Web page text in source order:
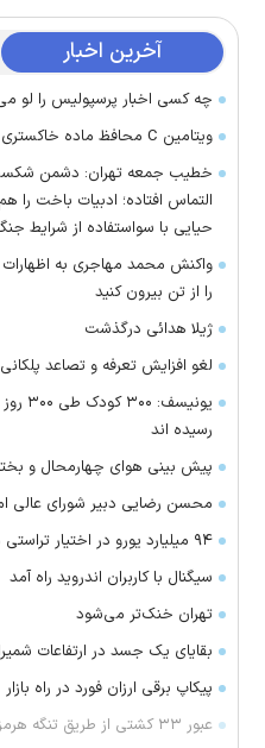
آخرین اخبار
چه کسی اخبار پرسپولیس را لو
ویتامین C محافظ ماده خاکستری مغز در سالمندان
خطیب جمعه تهران: دشمن
التماس افتاده؛ ادبیات باخت
حیایی با سواستفاده از شرایط
واکنش محمد مهاجری به
را از تن بیرون کنید
ژیلا هدائی درگذشت
لغو افزایش تعرفه و تصاعد
رسیده اند
پیش بینی هوای چهارمحال و
محسن رضایی دبیر شورای عالی
۹۴ میلیارد یورو در اختیار تراستی ها
سیگنال با کاربران اندروید راه آمد
تهران خنک‌تر می‌شود
بقایای یک جسد در ارتفاعات
پیکاپ برقی ارزان فورد در راه بازار
عبور ۳۳ کشتی از طریق تنگه هرمز در یک هفته